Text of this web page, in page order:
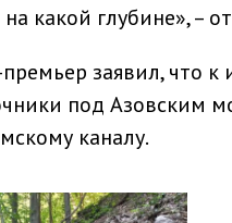
на какой глубине», –
заявил, что
под Азовским
каналу.